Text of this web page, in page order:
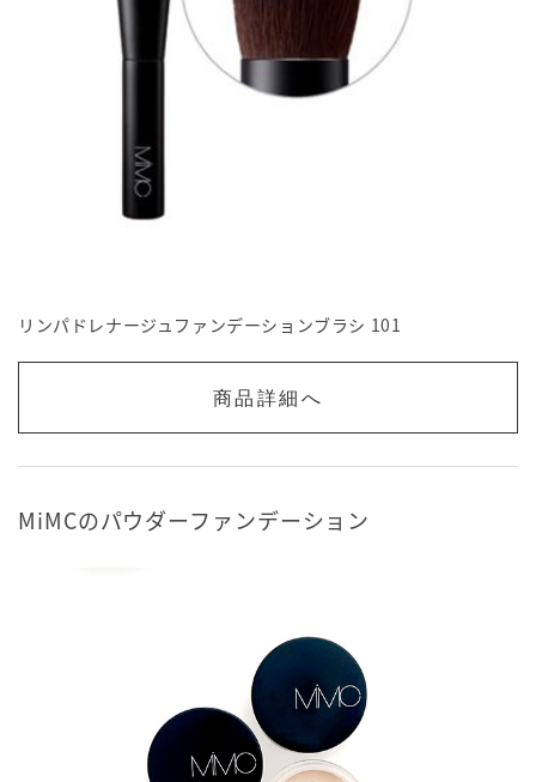
リンパドレナージュファンデーションブラシ 101
商品詳細へ
MiMCのパウダーファンデーション